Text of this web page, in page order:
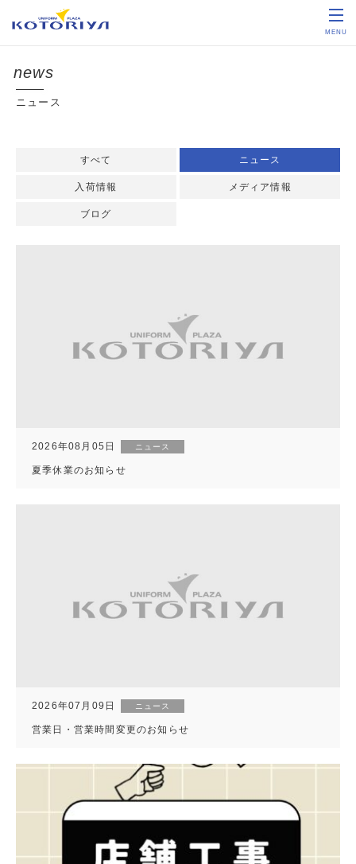
MENU
ニュース
すべて ニュース
入荷情報 メディア情報
ブログ
2026年08月05日 ニュース
夏季休業のお知らせ
2026年07月09日 ニュース
営業日・営業時間変更のお知らせ